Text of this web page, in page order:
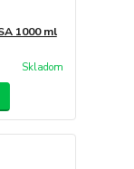
1000 ml
Skladom